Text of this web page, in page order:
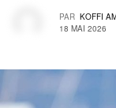
PAR KOFFI
18 MAI 2026